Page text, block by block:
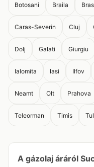
Botosani Braila
Caras-Severin Cluj
Dolj Galati Giurgiu
Ialomita Iasi Ilfov
Neamt Olt Prahova
Teleorman Timis
A gázolaj áráról